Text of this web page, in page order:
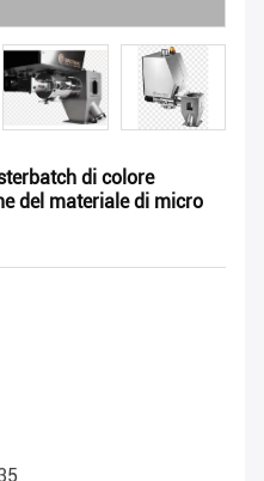
di colore
del materiale di micro